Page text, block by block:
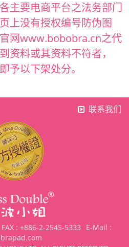
主要电商平台之法务部门
上没有授权编号防伪图
网www.bobobra.cn之代
资料或其资料不符者，
予以下架处分。
联系我们
FAX : +886-2-2545-5333
E-Mail :